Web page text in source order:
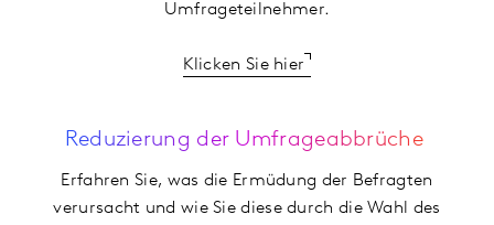
Umfrageteilnehmer.
Klicken Sie hier
Reduzierung der Umfrageabbrüche
Erfahren Sie, was die Ermüdung der Befragten
verursacht und wie Sie diese durch die Wahl des